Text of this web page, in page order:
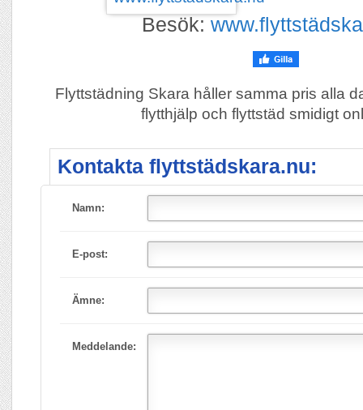
Besök:
Flyttstädning Skara håller samma pris alla
flytthjälp och flyttstäd smidigt
Kontakta flyttstädskara.nu:
Namn:
E-post:
Ämne:
Meddelande: